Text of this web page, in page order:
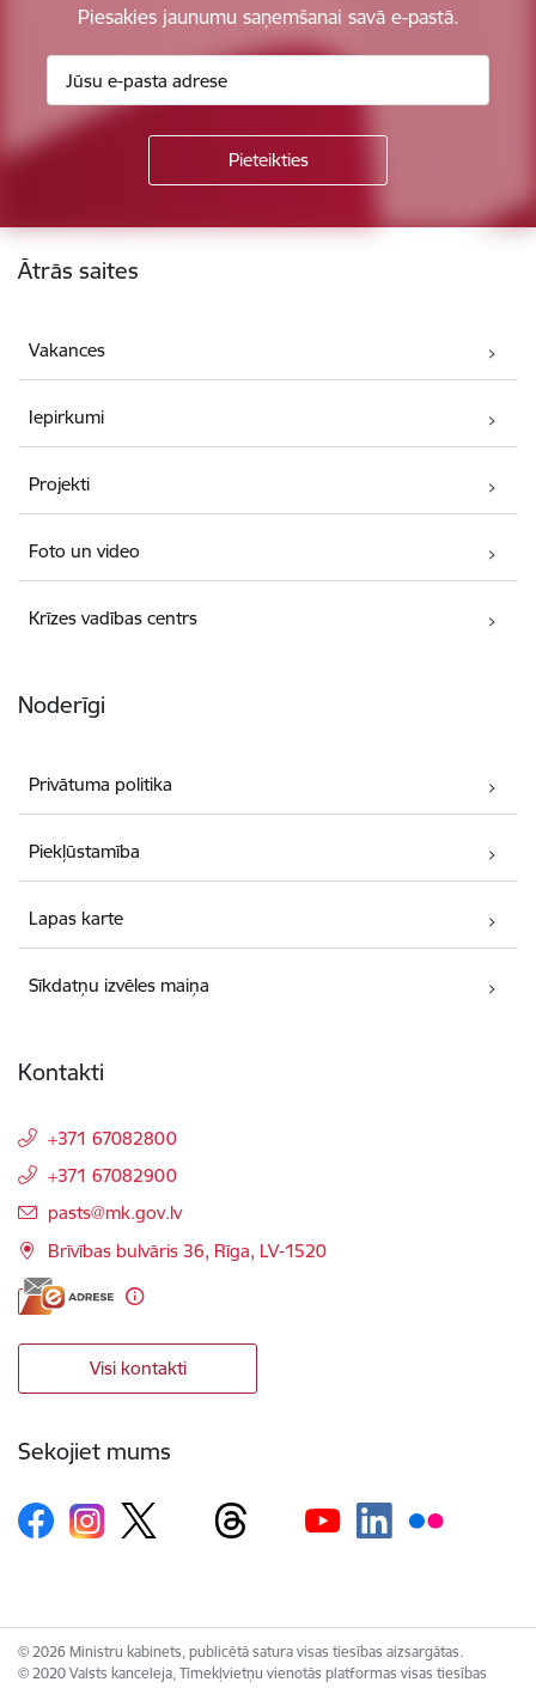
Piesakies jaunumu saņemšanai savā e-pastā.
Kājene
Ātrās saites
Vakances
Iepirkumi
Projekti
Foto un video
Krīzes vadības centrs
Noderīgi
Privātuma politika
Piekļūstamība
Lapas karte
Sīkdatņu izvēles maiņa
Kontakti
+371 67082800
+371 67082900
E-pasts:
pasts@mk.gov.lv
Brīvības bulvāris 36, Rīga, LV-1520
Visi kontakti
Sekojiet mums
© 2026 Ministru kabinets, publicētā satura visas tiesības aizsargātas.
© 2020 Valsts kanceleja, Tīmekļvietņu vienotās platformas visas tiesības